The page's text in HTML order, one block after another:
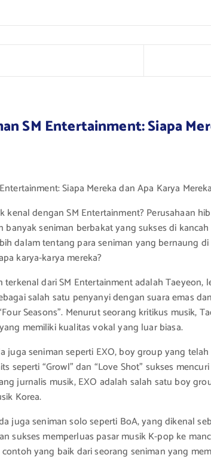
SM Entertainment: Siapa
Siapa Mereka dan Apa Karya
kenal dengan SM Entertainment? Perusahaan
banyak seniman berbakat yang sukses di
dalam tentang para seniman yang bernaung
karya-karya mereka?
terkenal dari SM Entertainment adalah Taeyeon,
salah satu penyanyi dengan suara emas
Seasons”. Menurut seorang kritikus musik,
memiliki kualitas vokal yang luar biasa.
juga seniman seperti EXO, boy group yang
seperti “Growl” dan “Love Shot” sukses
jurnalis musik, EXO adalah salah satu boy
Korea.
juga seniman solo seperti BoA, yang dikenal
sukses memperluas pasar musik K-pop ke
yang baik dari seorang seniman yang